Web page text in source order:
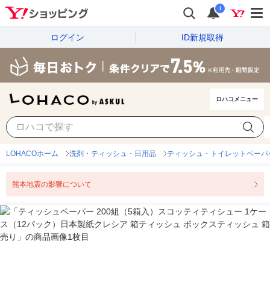
i
ログイン ID新規取得
ロハコメニュー
LOHACOホーム 洗剤・ティッシュ・日用品 ティッシュ・トイレットペーパ
熊本地震の影響について